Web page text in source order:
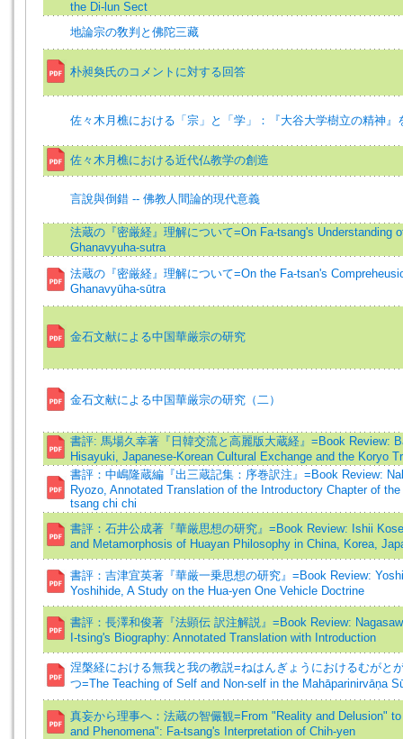
the Di-lun Sect
地論宗の敎判と佛陀三藏
朴昶奐氏のコメントに対する回答
佐々木月樵における「宗」と「学」：『大谷大学樹立の精神』
佐々木月樵における近代仏教学の創造
言說與倒錯 -- 佛教人間論的現代意義
法蔵の『密厳経』理解について=On Fa-tsang's Understanding
Ghanavyuha-sutra
法蔵の『密厳経』理解について=On the Fa-tsan's
Ghanavyūha-sūtra
金石文献による中国華厳宗の研究
金石文献による中国華厳宗の研究（二）
書評: 馬場久幸著『日韓交流と高麗版大蔵経』=Book Review:
Hisayuki, Japanese-Korean Cultural Exchange and the Koryo
書評：中嶋隆蔵編『出三蔵記集：序巻訳注』=Book Review:
Ryozo, Annotated Translation of the Introductory Chapter of the
tsang chi chi
書評：石井公成著『華厳思想の研究』=Book Review: Ishii
and Metamorphosis of Huayan Philosophy in China, Korea,
書評：吉津宜英著『華厳一乗思想の研究』=Book Review:
Yoshihide, A Study on the Hua-yen One Vehicle Doctrine
書評：長澤和俊著『法顕伝 訳注解説』=Book Review:
I-tsing's Biography: Annotated Translation with Introduction
涅槃経における無我と我の教説=ねはんぎょうにおけるむがと
つ=The Teaching of Self and Non-self in the Mahāparinirvāṇa
真妄から理事へ：法蔵の智儼観=From "Reality and Delusion"
and Phenomena": Fa-tsang's Interpretation of Chih-yen